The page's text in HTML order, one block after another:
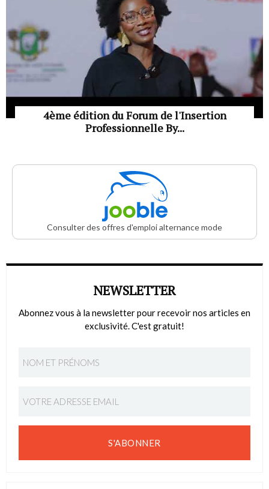
4ème édition du Forum de l'Insertion
Professionnelle By...
Consulter des offres d'emploi alternance mode
NEWSLETTER
Abonnez vous à la newsletter pour recevoir nos articles en
exclusivité. C'est gratuit!
S'ABONNER